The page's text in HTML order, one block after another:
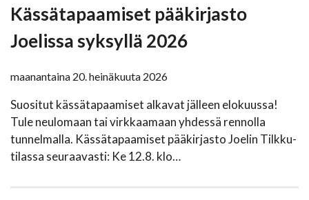
Kässätapaamiset pääkirjasto
Joelissa syksyllä 2026
maanantaina 20. heinäkuuta 2026
Suositut kässätapaamiset alkavat jälleen elokuussa!
Tule neulomaan tai virkkaamaan yhdessä rennolla
tunnelmalla. Kässätapaamiset pääkirjasto Joelin Tilkku-
tilassa seuraavasti: Ke 12.8. klo…